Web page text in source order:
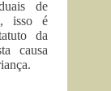
de
isso é
da
causa